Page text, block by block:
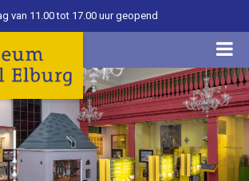
van 11.00 tot 17.00 uur geopend